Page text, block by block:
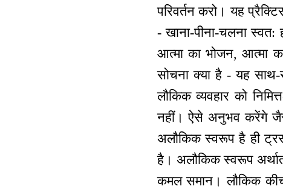
परिवर्तन करो। यह
- खाना-पीना-चलना
आत्मा का भोजन, आत्मा
सोचना क्या है - यह
लौकिक व्यवहार को
नहीं। ऐसे अनुभव करेंगे जैसे
अलौकिक स्वरूप है ही
है। अलौकिक स्वरूप अर्थात्
कमल समान। लौकिक